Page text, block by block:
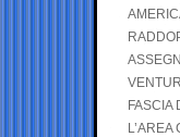
FASCIA
L’AREA